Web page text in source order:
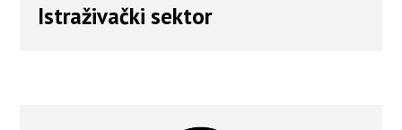
Istraživački sektor